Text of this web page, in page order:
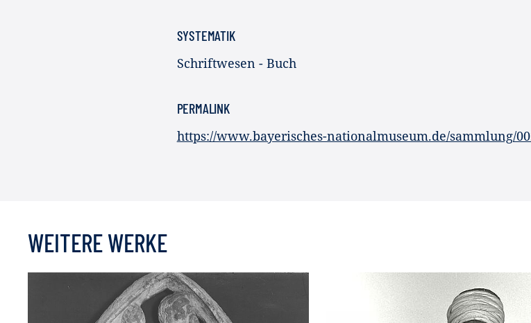
SYSTEMATIK
Schriftwesen - Buch
PERMALINK
https://www.bayerisches-nationalmuseum.de/sammlung/
WEITERE WERKE